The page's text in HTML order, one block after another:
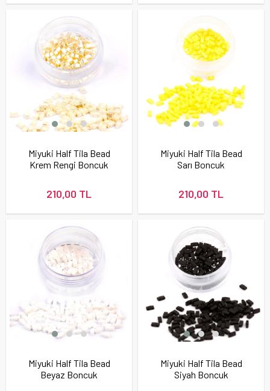
Miyuki Half Tila Bead
Krem Rengi Boncuk
210,00 TL
Miyuki Half Tila Bead
Sarı Boncuk
210,00 TL
Miyuki Half Tila Bead
Beyaz Boncuk
Miyuki Half Tila Bead
Siyah Boncuk